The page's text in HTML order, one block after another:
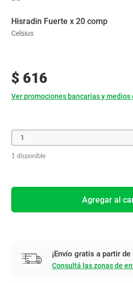
Hisradin Fuerte x 20 comp
Celsius
$ 616
Ver promociones bancarias y medios
1
1 disponible
Agregar al
¡Envío gratis a partir
Consultá las zonas de